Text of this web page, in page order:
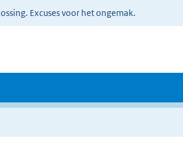
Excuses voor het ongemak.